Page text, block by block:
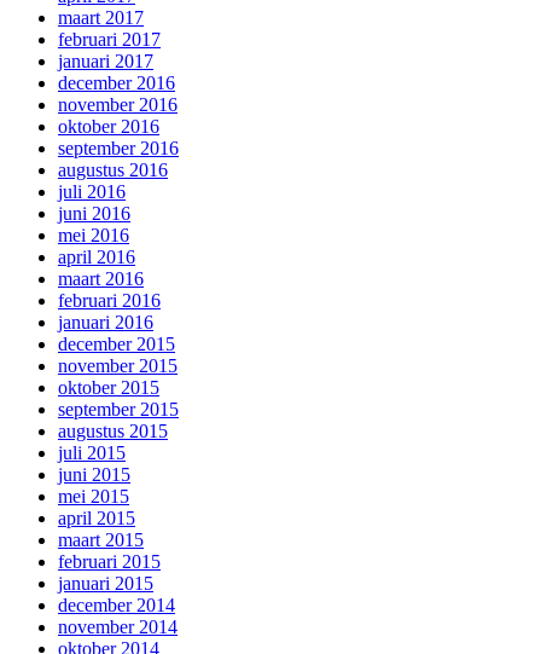
maart 2017
februari 2017
januari 2017
december 2016
november 2016
oktober 2016
september 2016
augustus 2016
juli 2016
juni 2016
mei 2016
april 2016
maart 2016
februari 2016
januari 2016
december 2015
november 2015
oktober 2015
september 2015
augustus 2015
juli 2015
juni 2015
mei 2015
april 2015
maart 2015
februari 2015
januari 2015
december 2014
november 2014
oktober 2014